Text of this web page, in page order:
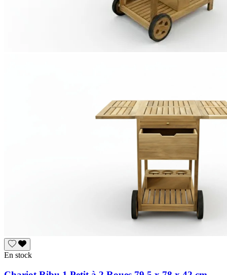
En stock